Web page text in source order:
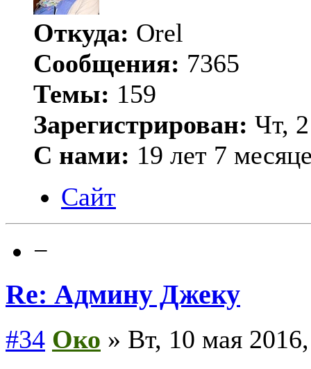
Откуда: Orel
Сообщения: 7365
Темы: 159
Зарегистрирован: Чт,
С нами: 19 лет 7
Сайт
−
Re: Админу Джеку
#34 Око » Вт, 10 мая